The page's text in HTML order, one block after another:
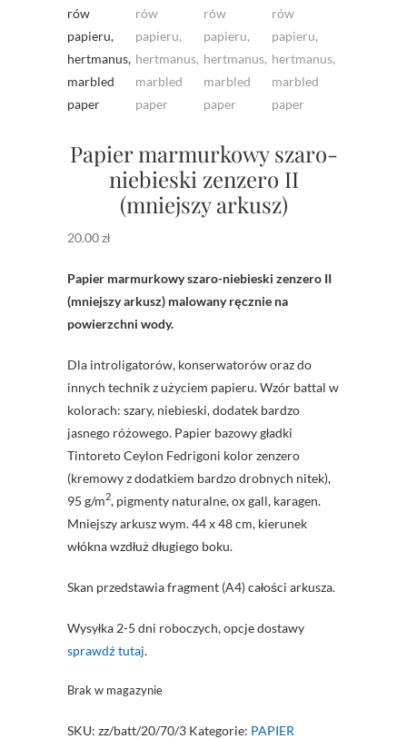
Papier marmurkowy szaro-
niebieski zenzero II
(mniejszy arkusz)
20.00zł
Papier marmurkowy szaro-niebieski zenzero II
(mniejszy arkusz) malowany ręcznie na
powierzchni wody.
Dla introligatorów, konserwatorów oraz do
innych technik z użyciem papieru. Wzór battal w
kolorach: szary, niebieski, dodatek bardzo
jasnego różowego. Papier bazowy gładki
Tintoreto Ceylon Fedrigoni kolor zenzero
(kremowy z dodatkiem bardzo drobnych nitek),
95 g/m2, pigmenty naturalne, ox gall, karagen.
Mniejszy arkusz wym. 44 x 48 cm, kierunek
włókna wzdłuż długiego boku.
Skan przedstawia fragment (A4) całości arkusza.
Wysyłka 2-5 dni roboczych, opcje dostawy
sprawdź tutaj.
Brak w magazynie
SKU: zz/batt/20/70/3 Kategorie: PAPIER